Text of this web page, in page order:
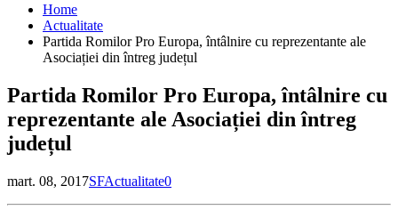
Home
Actualitate
Partida Romilor Pro Europa, întâlnire cu reprezentante ale
Asociației din întreg județul
Partida Romilor Pro Europa, întâlnire cu
reprezentante ale Asociației din întreg
județul
mart. 08, 2017SFActualitate0